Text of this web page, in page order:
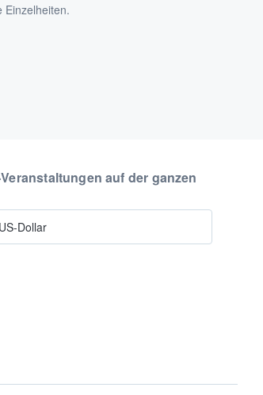
Einzelheiten.
auf der ganzen
US-Dollar